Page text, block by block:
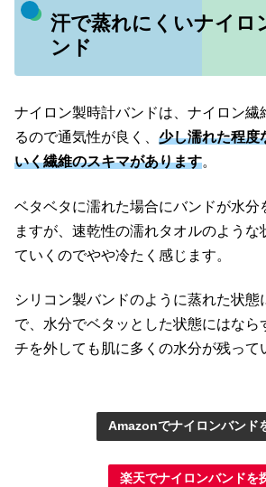
汗で蒸れにくいナイロ
ンド
ナイロン製時計バンドは、ナイロン繊
るので通気性が良く、 少し濡れた程度
いく繊維のスキマがあります。
ベタベタに濡れた場合にバンドが水分
ますが、速乾性の濡れタオルのような
ていくのでやや冷たく感じます。
シリコン製バンドのように蒸れた状態
で、水分でベタッとした状態にはなら
チを外しても肌に多くの水分が残って
Amazonでナイロンバンド
楽天でナイロンバンドを